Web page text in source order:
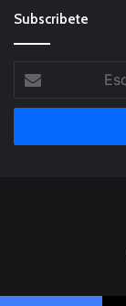
Subscribete
Escribe
tu
correo